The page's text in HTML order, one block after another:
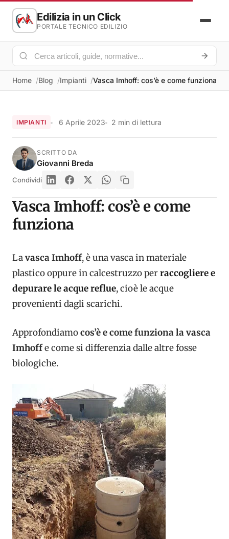
Edilizia in un Click
PORTALE TECNICO EDILIZIO
Home Blog Impianti Vasca Imhoff: cos’è e come funziona
IMPIANTI 6 Aprile 2023 2 min di lettura
SCRITTO DA
Giovanni Breda
Condividi
Vasca Imhoff: cos’è e come
funziona
Lavasca Imhoff, è una vasca in materiale
plastico oppure in calcestruzzo perraccogliere e
depurare le acque reflue, cioè le acque
provenienti dagli scarichi.
Approfondiamocos’è e come funziona la vasca
Imhoffe come si differenzia dalle altre fosse
biologiche.